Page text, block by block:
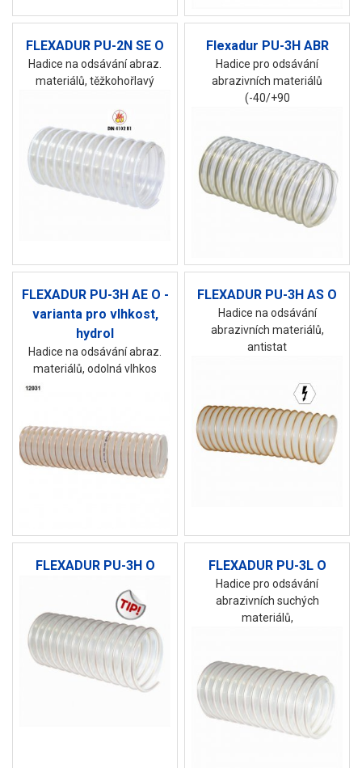
FLEXADUR PU-2N SE O
Hadice na odsávání abraz.
materiálů, těžkohořlavý
Flexadur PU-3H ABR
Hadice pro odsávání
abrazivních materiálů
(-40/+90
FLEXADUR PU-3H AE O -
varianta pro vlhkost,
hydrol
Hadice na odsávání abraz.
materiálů, odolná vlhkos
FLEXADUR PU-3H AS O
Hadice na odsávání
abrazivních materiálů,
antistat
FLEXADUR PU-3H O FLEXADUR PU-3L O
Hadice pro odsávání
abrazivních suchých
materiálů,